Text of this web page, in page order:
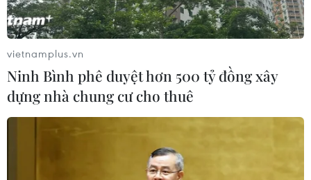
vietnamplus.vn
Ninh Bình phê duyệt hơn 500 tỷ đồng xây
dựng nhà chung cư cho thuê